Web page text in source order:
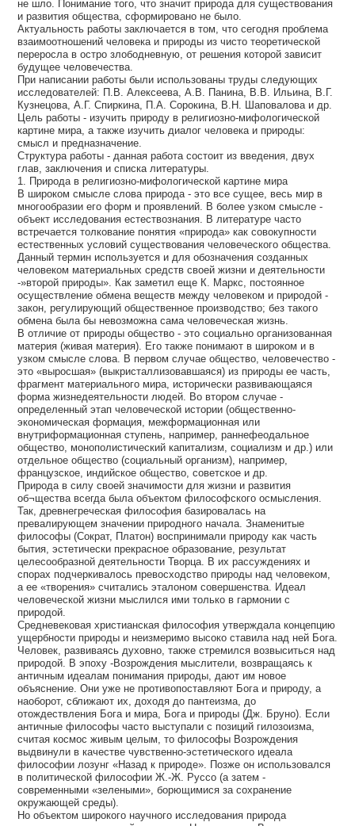
не шло. Понимание того, что значит природа для существования
и развития общества, сформировано не было.
Актуальность работы заключается в том, что сегодня проблема
взаимоотношений человека и природы из чисто теоретической
переросла в остро злободневную, от решения которой зависит
будущее человечества.
При написании работы были использованы труды следующих
исследователей: П.В. Алексеева, А.В. Панина, В.В. Ильина, В.Г.
Кузнецова, А.Г. Спиркина, П.А. Сорокина, В.Н. Шаповалова и др.
Цель работы - изучить природу в религиозно-мифологической
картине мира, а также изучить диалог человека и природы:
смысл и предназначение.
Структура работы - данная работа состоит из введения, двух
глав, заключения и списка литературы.
1. Природа в религиозно-мифологической картине мира
В широком смысле слова природа - это все сущее, весь мир в
многообразии его форм и проявлений. В более узком смысле -
объект исследования естествознания. В литературе часто
встречается толкование понятия «природа» как совокупности
естественных условий существования человеческого общества.
Данный термин используется и для обозначения созданных
человеком материальных средств своей жизни и деятельности
-»второй природы». Как заметил еще К. Маркс, постоянное
осуществление обмена веществ между человеком и природой -
закон, регулирующий общественное производство; без такого
обмена была бы невозможна сама человеческая жизнь.
В отличие от природы общество - это социально организованная
материя (живая материя). Его также понимают в широком и в
узком смысле слова. В первом случае общество, человечество -
это «выросшая» (выкристаллизовавшаяся) из природы ее часть,
фрагмент материального мира, исторически развивающаяся
форма жизнедеятельности людей. Во втором случае -
определенный этап человеческой истории (общественно-
экономическая формация, межформационная или
внутриформационная ступень, например, раннефеодальное
общество, монополистический капитализм, социализм и др.) или
отдельное общество (социальный организм), например,
французское, индийское общество, советское и др.
Природа в силу своей значимости для жизни и развития
об¬щества всегда была объектом философского осмысления.
Так, древнегреческая философия базировалась на
превалирующем значении природного начала. Знаменитые
философы (Сократ, Платон) воспринимали природу как часть
бытия, эстетически прекрасное образование, результат
целесообразной деятельности Творца. В их рассуждениях и
спорах подчеркивалось превосходство природы над человеком,
а ее «творения» считались эталоном совершенства. Идеал
человеческой жизни мыслился ими только в гармонии с
природой.
Средневековая христианская философия утверждала концепцию
ущербности природы и неизмеримо высоко ставила над ней Бога.
Человек, развиваясь духовно, также стремился возвыситься над
природой. В эпоху -Возрождения мыслители, возвращаясь к
античным идеалам понимания природы, дают им новое
объяснение. Они уже не противопоставляют Бога и природу, а
наоборот, сближают их, доходя до пантеизма, до
отождествления Бога и мира, Бога и природы (Дж. Бруно). Если
античные философы часто выступали с позиций гилозоизма,
считая космос живым целым, то философы Возрождения
выдвинули в качестве чувственно-эстетического идеала
философии лозунг «Назад к природе». Позже он использовался
в политической философии Ж.-Ж. Руссо (а затем -
современными «зелеными», борющимися за сохранение
окружающей среды).
Но объектом широкого научного исследования природа